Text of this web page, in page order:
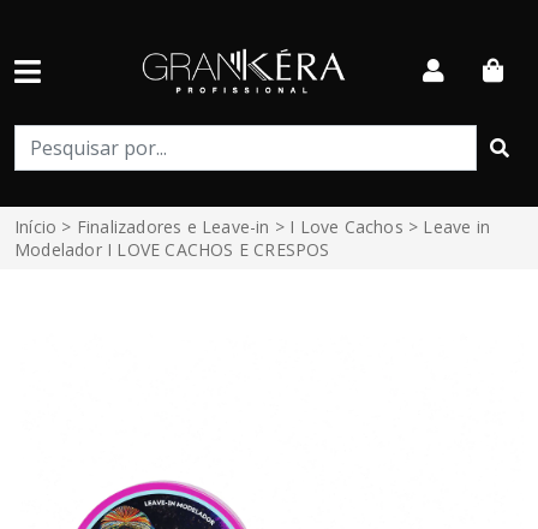
Início > Finalizadores e Leave-in > I Love Cachos > Leave in
Modelador I LOVE CACHOS E CRESPOS